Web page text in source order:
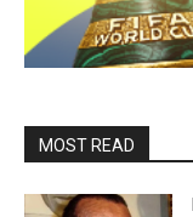
MOST READ